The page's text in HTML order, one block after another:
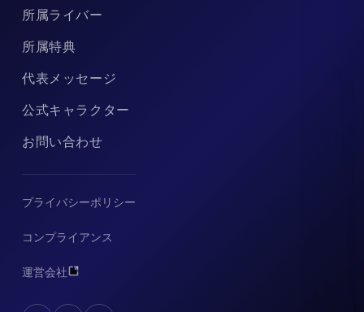
所属ライバー
所属特典
代表メッセージ
公式キャラクター
お問い合わせ
プライバシーポリシー
コンプライアンス
運営会社